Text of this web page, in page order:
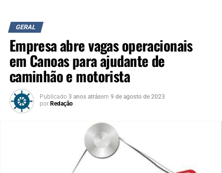
GERAL
Empresa abre vagas operacionais
em Canoas para ajudante de
caminhão e motorista
Publicado 3 anos atrásem 9 de agosto de 2023
por Redação